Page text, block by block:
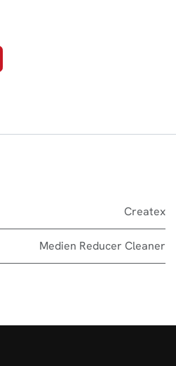
Createx
Medien Reducer Cleaner